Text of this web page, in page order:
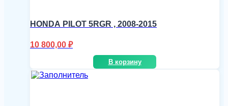
HONDA PILOT 5RGR , 2008-2015
10 800,00 ₽
В корзину